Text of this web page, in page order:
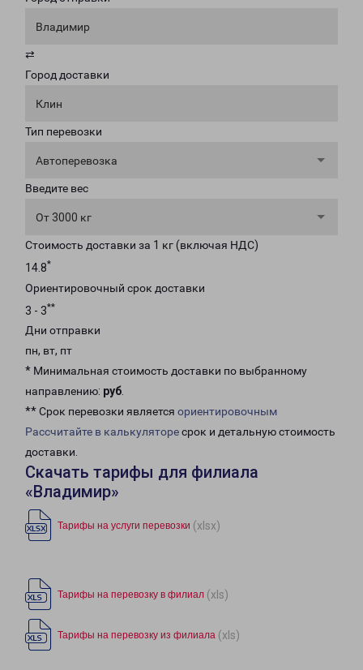
Владимир
⇄
Город доставки
Клин
Тип перевозки
Автоперевозка
Введите вес
От 3000 кг
Стоимость доставки за 1 кг (включая НДС)
14.8*
Ориентировочный срок доставки
3 - 3**
Дни отправки
пн, вт, пт
* Минимальная стоимость доставки по выбранному
направлению: руб.
** Срок перевозки является ориентировочным
Рассчитайте в калькуляторесрок и детальную стоимость
доставки.
Скачать тарифы для филиала
«Владимир»
Тарифы на услуги перевозки (xlsx)
Тарифы на перевозку в филиал (xls)
Тарифы на перевозку из филиала (xls)